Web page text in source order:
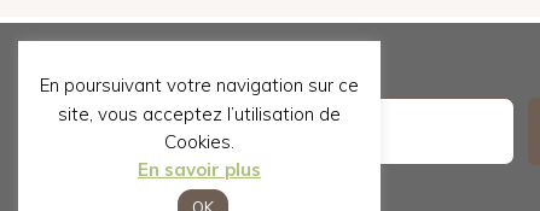
Email
En poursuivant votre navigation sur ce
site, vous acceptez l’utilisation de
Cookies.
En savoir plus